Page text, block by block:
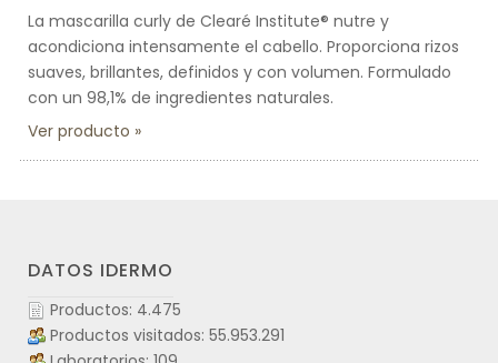
La mascarilla curly de Clearé Institute® nutre y
acondiciona intensamente el cabello. Proporciona rizos
suaves, brillantes, definidos y con volumen. Formulado
con un 98,1% de ingredientes naturales.
Ver producto
DATOS IDERMO
Productos: 4.475
Productos visitados: 55.953.291